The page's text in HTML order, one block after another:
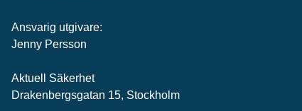
Ansvarig utgivare:
Jenny Persson
Aktuell Säkerhet
Drakenbergsgatan 15, Stockholm